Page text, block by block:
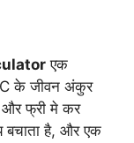
एक
के जीवन अंकुर
फ्री मे कर
बचाता है, और एक